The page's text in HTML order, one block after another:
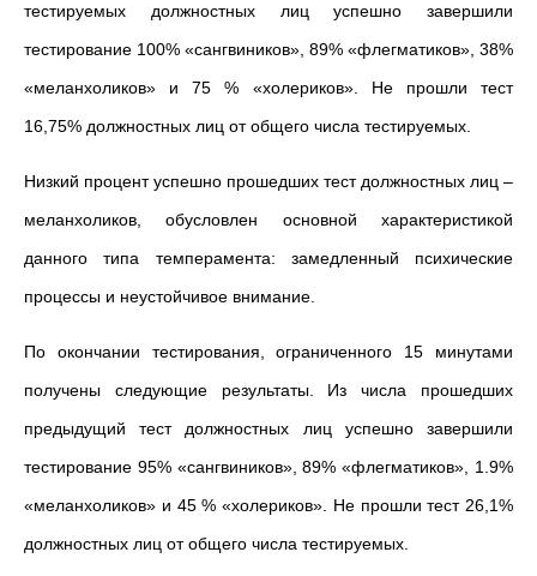
тестируемых должностных лиц успешно завершили
тестирование 100% «сангвиников», 89% «флегматиков», 38%
«меланхоликов» и 75 % «холериков». Не прошли тест
16,75% должностных лиц от общего числа тестируемых.
Низкий процент успешно прошедших тест должностных лиц –
меланхоликов, обусловлен основной характеристикой
данного типа темперамента: замедленный психические
процессы и неустойчивое внимание.
По окончании тестирования, ограниченного 15 минутами
получены следующие результаты. Из числа прошедших
предыдущий тест должностных лиц успешно завершили
тестирование 95% «сангвиников», 89% «флегматиков», 1.9%
«меланхоликов» и 45 % «холериков». Не прошли тест 26,1%
должностных лиц от общего числа тестируемых.